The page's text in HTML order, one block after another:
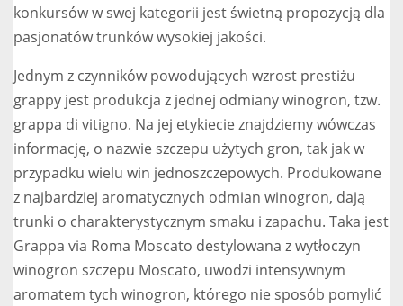
konkursów w swej kategorii jest świetną propozycją dla
pasjonatów trunków wysokiej jakości.
Jednym z czynników powodujących wzrost prestiżu
grappy jest produkcja z jednej odmiany winogron, tzw.
grappa di vitigno. Na jej etykiecie znajdziemy wówczas
informację, o nazwie szczepu użytych gron, tak jak w
przypadku wielu win jednoszczepowych. Produkowane
z najbardziej aromatycznych odmian winogron, dają
trunki o charakterystycznym smaku i zapachu. Taka jest
Grappa via Roma Moscato destylowana z wytłoczyn
winogron szczepu Moscato, uwodzi intensywnym
aromatem tych winogron, którego nie sposób pomylić